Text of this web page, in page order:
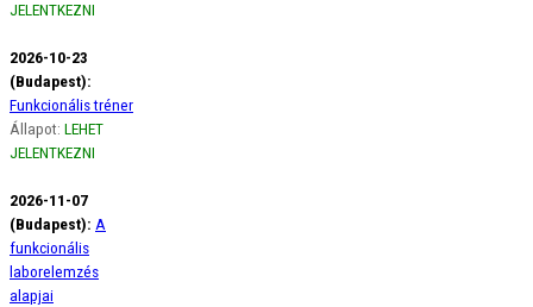
JELENTKEZNI
2026-10-23
(Budapest):
Funkcionális tréner
Állapot: LEHET
JELENTKEZNI
2026-11-07
(Budapest): A
funkcionális
laborelemzés
alapjai